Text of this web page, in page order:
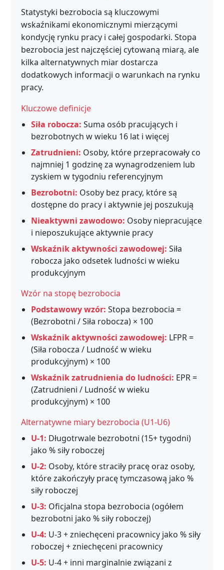
Statystyki bezrobocia są kluczowymi
wskaźnikami ekonomicznymi mierzącymi
kondycję rynku pracy i całej gospodarki. Stopa
bezrobocia jest najczęściej cytowaną miarą, ale
kilka alternatywnych miar dostarcza
dodatkowych informacji o warunkach na rynku
pracy.
Kluczowe definicje
Siła robocza: Suma osób pracujących i
bezrobotnych w wieku 16 lat i więcej
Zatrudnieni: Osoby, które przepracowały co
najmniej 1 godzinę za wynagrodzeniem lub
zyskiem w tygodniu referencyjnym
Bezrobotni: Osoby bez pracy, które są
dostępne do pracy i aktywnie jej poszukują
Nieaktywni zawodowo: Osoby niepracujące
i nieposzukujące aktywnie pracy
Wskaźnik aktywności zawodowej: Siła
robocza jako odsetek ludności w wieku
produkcyjnym
Wzór na stopę bezrobocia
Podstawowy wzór: Stopa bezrobocia =
(Bezrobotni / Siła robocza) × 100
Wskaźnik aktywności zawodowej: LFPR =
(Siła robocza / Ludność w wieku
produkcyjnym) × 100
Wskaźnik zatrudnienia do ludności: EPR =
(Zatrudnieni / Ludność w wieku
produkcyjnym) × 100
Alternatywne miary bezrobocia (U1-U6)
U-1: Długotrwale bezrobotni (15+ tygodni)
jako % siły roboczej
U-2: Osoby, które straciły pracę oraz osoby,
które zakończyły pracę tymczasową jako %
siły roboczej
U-3: Oficjalna stopa bezrobocia (ogółem
bezrobotni jako % siły roboczej)
U-4: U-3 + zniechęceni pracownicy jako % siły
roboczej + zniechęceni pracownicy
U-5: U-4 + inni marginalnie związani z